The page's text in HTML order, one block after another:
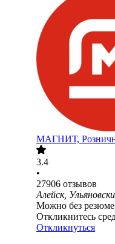
МАГНИТ,
3.4
•
27906 отзывов
Алейск,
Можно без резюме
Откликнитесь
Откликнуться